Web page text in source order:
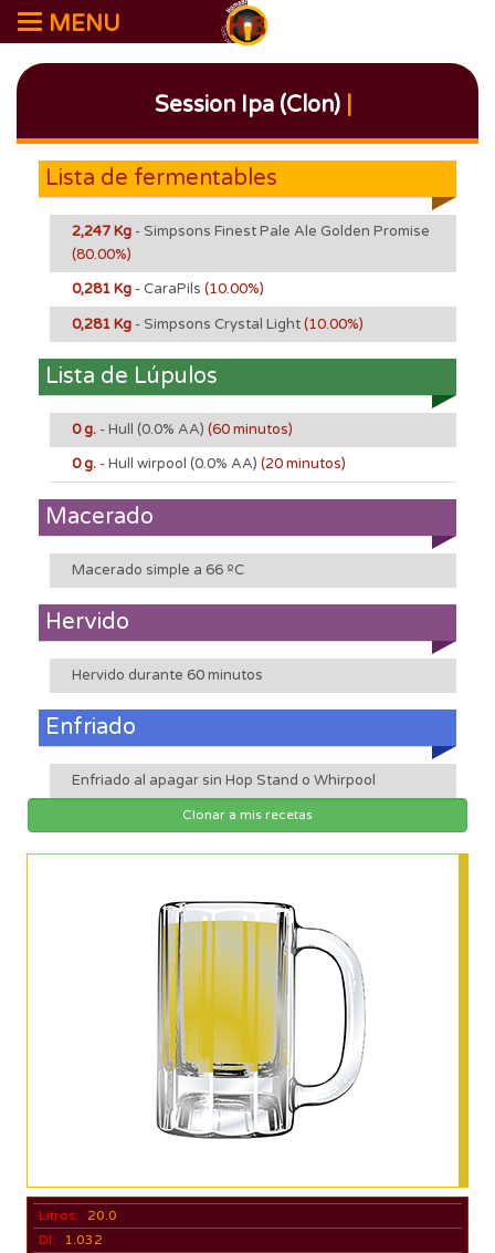
MENU
Session Ipa (Clon)|
Lista de fermentables
2,247 Kg - Simpsons Finest Pale Ale Golden Promise
(80.00%)
0,281 Kg - CaraPils (10.00%)
0,281 Kg - Simpsons Crystal Light(10.00%)
Lista de Lúpulos
0 g. - Hull (0.0% AA) (60 minutos)
0 g. - Hull wirpool (0.0% AA) (20 minutos)
Macerado
Macerado simple a 66 ºC
Hervido
Hervido durante 60 minutos
Enfriado
Enfriado al apagar sin Hop Stand o Whirpool
Clonar a mis recetas
Litros:
20.0
DI:
1.032